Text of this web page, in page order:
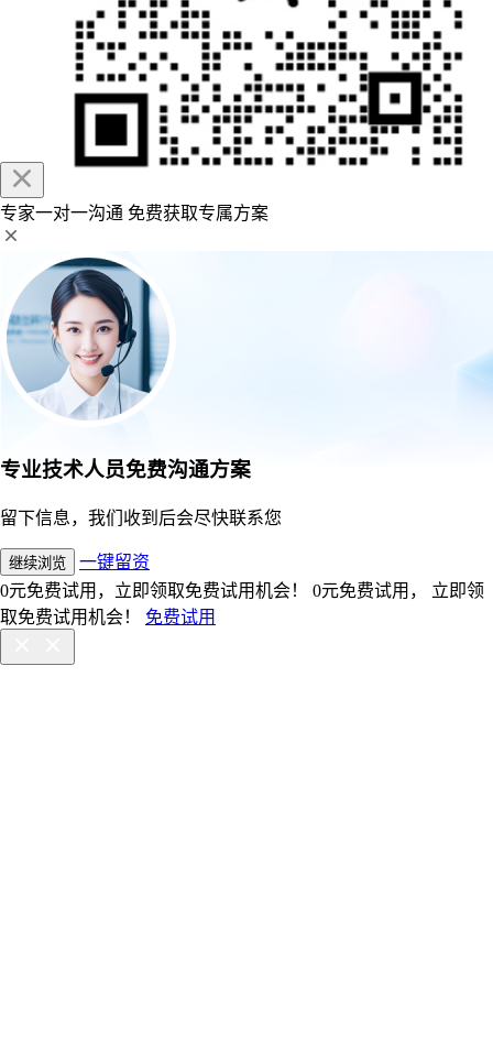
专家一对一沟通 免费获取专属方案
专业技术人员免费沟通方案
留下信息，我们收到后会尽快联系您
继续浏览
一键留资
0元免费试用，立即领取免费试用机会！
0元免费试用， 立即领
取免费试用机会！
免费试用